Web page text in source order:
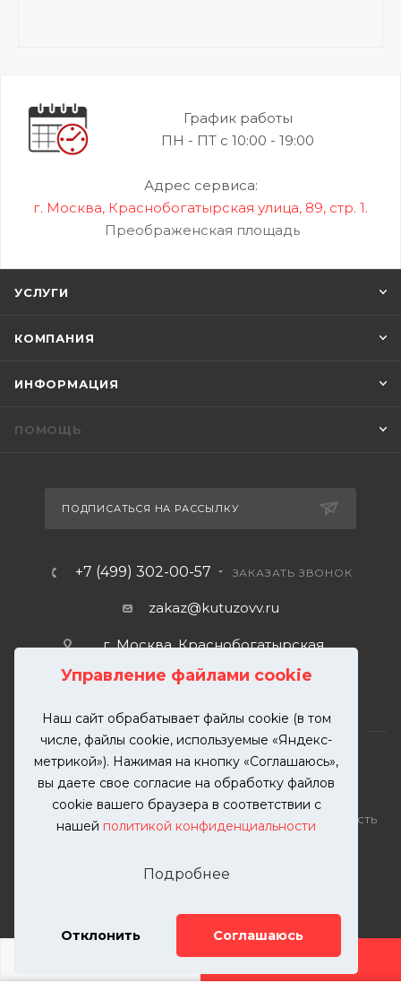
Управление файлами cookie
Наш сайт обрабатывает файлы cookie (в том
числе, файлы cookie, используемые «Яндекс-
метрикой»). Нажимая на кнопку «Соглашаюсь»,
вы даете свое согласие на обработку файлов
cookie вашего браузера в соответствии с
нашей политикой конфиденциальности
Подробнее
Отклонить Соглашаюсь
ДОБАВИТЬ УСЛУГУ
График работы
ПН - ПТ с 10:00 - 19:00
Адрес сервиса:
г. Москва, Краснобогатырская улица, 89, стр. 1.
Преображенская площадь
УСЛУГИ
КОМПАНИЯ
ИНФОРМАЦИЯ
ПОМОЩЬ
ПОДПИСАТЬСЯ НА РАССЫЛКУ
+7 (499) 302-00-57 ЗАКАЗАТЬ ЗВОНОК
zakaz@kutuzovv.ru
г. Москва, Краснобогатырская
2026 © KUTUZOVV | Кузовной ремонт и покраска
автомобилей. Вся информация на сайте – собственность
разрешения запрещена. Все права защищены.
Телефон: 8(499)-302-00-57